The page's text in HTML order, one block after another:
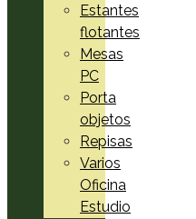
Estantes
flotantes
Mesas
PC
Porta
objetos
Repisas
Varios
Oficina
Estudio